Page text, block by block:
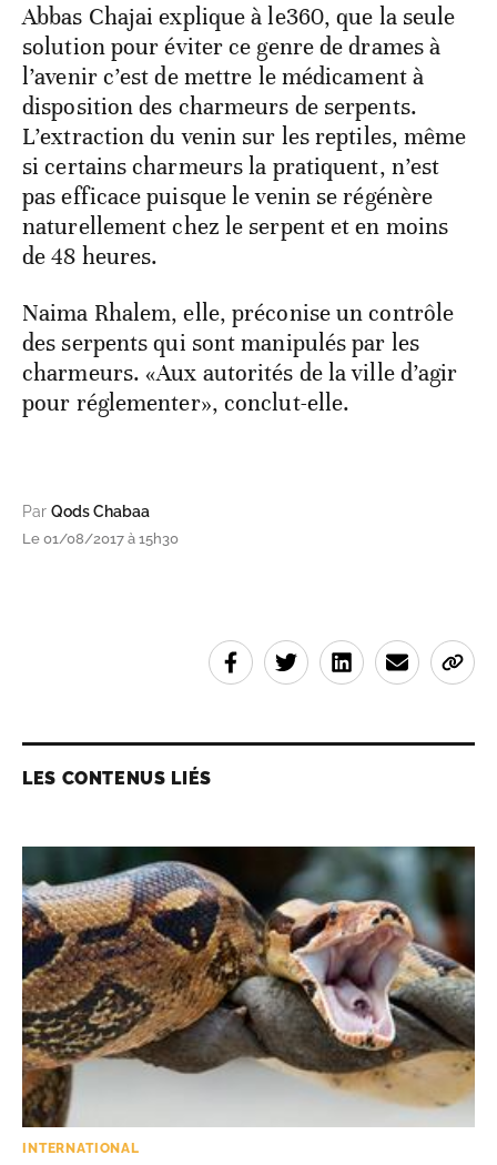
Abbas Chajai explique à le360, que la seule
solution pour éviter ce genre de drames à
l’avenir c’est de mettre le médicament à
disposition des charmeurs de serpents.
L’extraction du venin sur les reptiles, même
si certains charmeurs la pratiquent, n’est
pas efficace puisque le venin se régénère
naturellement chez le serpent et en moins
de 48 heures.
Naima Rhalem, elle, préconise un contrôle
des serpents qui sont manipulés par les
charmeurs. «Aux autorités de la ville d’agir
pour réglementer», conclut-elle.
Par Qods Chabaa
Le 01/08/2017 à 15h30
LES CONTENUS LIÉS
INTERNATIONAL